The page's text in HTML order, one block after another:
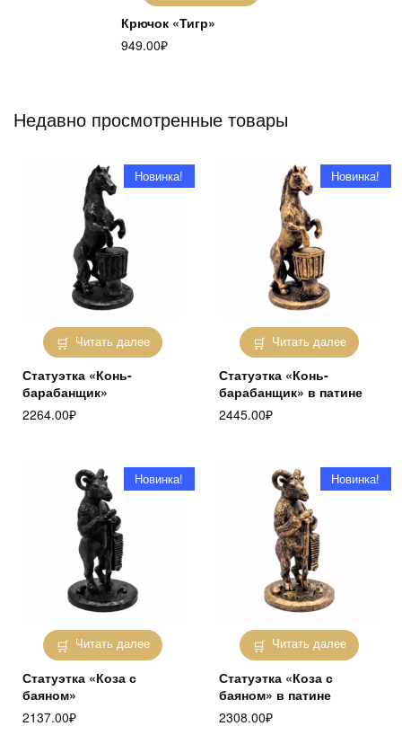
Крючок «Тигр»
949.00₽
Недавно просмотренные товары
Читать далее
Новинка!
Статуэтка «Конь-
барабанщик»
2264.00₽
Читать далее
Новинка!
Статуэтка «Конь-
барабанщик» в патине
2445.00₽
Читать далее
Новинка!
Статуэтка «Коза с
баяном»
2137.00₽
Читать далее
Новинка!
Статуэтка «Коза с
баяном» в патине
2308.00₽